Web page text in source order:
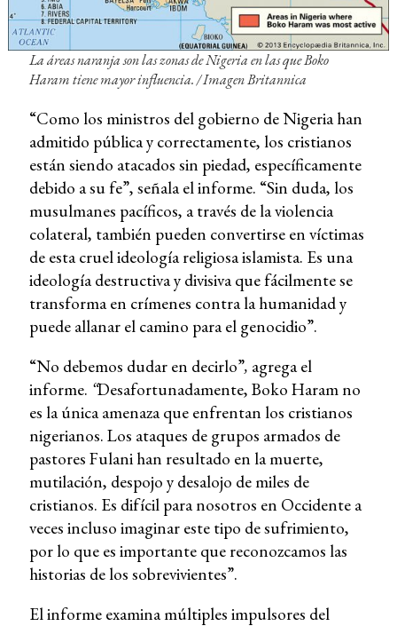
La áreas naranja son las zonas de Nigeria en las que Boko
Haram tiene mayor influencia. /Imagen Britannica
“Como los ministros del gobierno de Nigeria han
admitido pública y correctamente, los cristianos
están siendo atacados sin piedad, específicamente
debido a su fe”, señala el informe. “Sin duda, los
musulmanes pacíficos, a través de la violencia
colateral, también pueden convertirse en víctimas
de esta cruel ideología religiosa islamista. Es una
ideología destructiva y divisiva que fácilmente se
transforma en crímenes contra la humanidad y
puede allanar el camino para el genocidio”.
“No debemos dudar en decirlo”, agrega el
informe. “Desafortunadamente, Boko Haram no
es la única amenaza que enfrentan los cristianos
nigerianos. Los ataques de grupos armados de
pastores Fulani han resultado en la muerte,
mutilación, despojo y desalojo de miles de
cristianos. Es difícil para nosotros en Occidente a
veces incluso imaginar este tipo de sufrimiento,
por lo que es importante que reconozcamos las
historias de los sobrevivientes”.
El informe examina múltiples impulsores del